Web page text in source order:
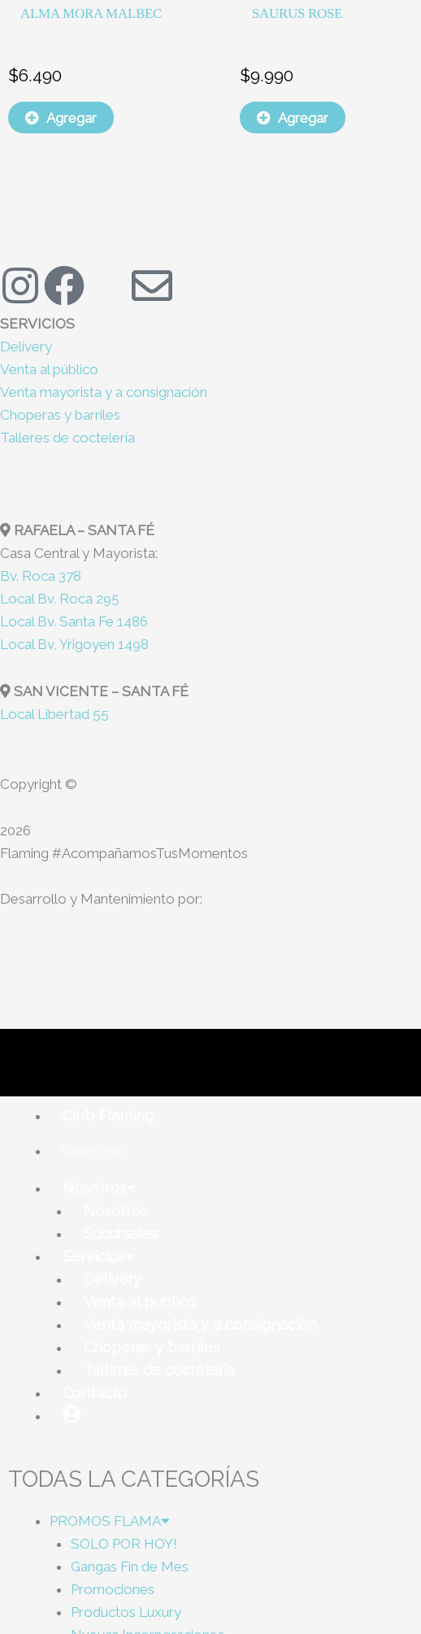
ALMA MORA MALBEC
$6.490
Agregar
SAURUS ROSE
$9.990
Agregar
I
n
s
t
a
r
a
m
F
a
c
e
b
o
k
X
w
i
t
e
r
E
e
p
e
SERVICIOS
Delivery
Venta al público
Venta mayorista y a consignación
Choperas y barriles
Talleres de coctelería
RAFAELA – SANTA FÉ
Casa Central y Mayorista:
Bv. Roca 378
Local Bv. Roca 295
Local Bv. Santa Fe 1486
Local Bv, Yrigoyen 1498
SAN VICENTE – SANTA FÉ
Local Libertad 55
Copyright ©
2026
Flaming #AcompañamosTusMomentos
Desarrollo y Mantenimiento por:
TODAS LA CATEGORÍAS
PROMOS FLAMA
SOLO POR HOY!
Gangas Fin de Mes
Promociones
Productos Luxury